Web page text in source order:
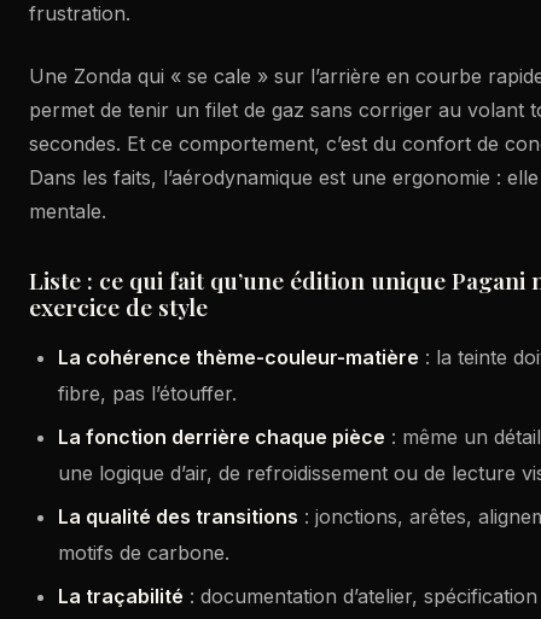
frustration.
Une Zonda qui « se cale » sur l’arrière en courbe
permet de tenir un filet de gaz sans corriger au volant
secondes. Et ce comportement, c’est du confort de
Dans les faits, l’aérodynamique est une ergonomie :
mentale.
Liste : ce qui fait qu’une édition unique Pagani
exercice de style
La cohérence thème-couleur-matière : la teinte
fibre, pas l’étouffer.
La fonction derrière chaque pièce : même un
une logique d’air, de refroidissement ou de lecture
La qualité des transitions : jonctions, arêtes,
motifs de carbone.
La traçabilité : documentation d’atelier,